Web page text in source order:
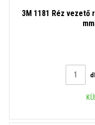
3M 1181 Réz vezető